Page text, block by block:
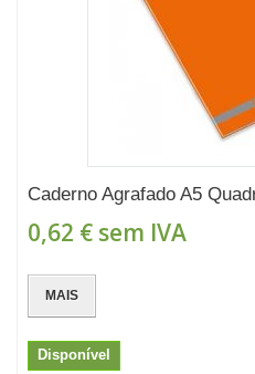
Caderno Agrafado A5
0,62 € sem IVA
MAIS
Disponível